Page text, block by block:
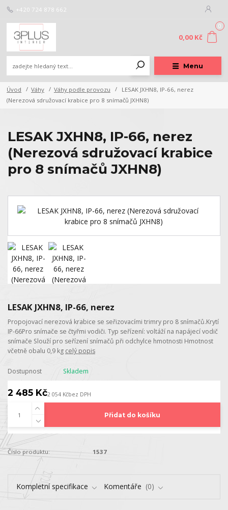
Menu
+420 724 878 662
0
0,00 Kč
Úvod Váhy Váhy podle provozu
LESAK JXHN8, IP-66, nerez
(Nerezová sdružovací krabice pro 8 snímačů JXHN8)
LESAK JXHN8, IP-66, nerez
(Nerezová sdružovací krabice
pro 8 snímačů JXHN8)
LESAK JXHN8, IP-66, nerez
Propojovací nerezová krabice se seřizovacími trimry pro 8 snímačů.Krytí
IP-66Pro snímače se čtyřmi vodiči. Typ seřízení: voltáží na napájecí vodič
snímače Slouží pro seřízení snímačů při odchylce hmotnosti Hmotnost
včetně obalu 0,9 kg celý popis
Dostupnost Skladem
2 485 Kč2 054 Kčbez DPH
Přidat do košíku
Číslo produktu: 1537
Kompletní specifikace Komentáře 0